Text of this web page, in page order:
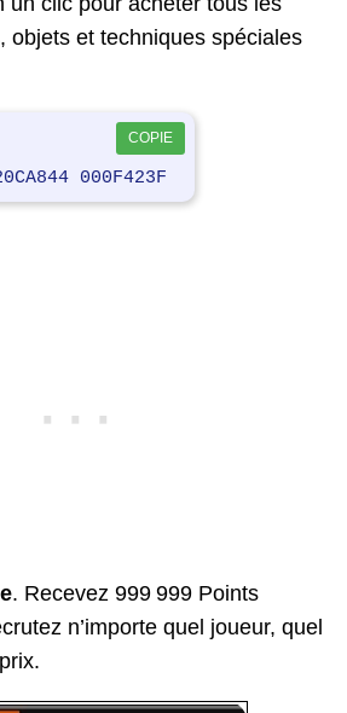
objets et techniques spéciales
COPIE
000F423F
. Recevez 999 999 Points
n’importe quel joueur, quel